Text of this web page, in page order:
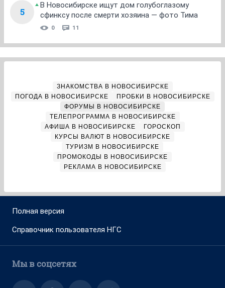
5
В Новосибирске ищут дом голубоглазому
сфинксу после смерти хозяина — фото Тима
0 11
ЗНАКОМСТВА В НОВОСИБИРСКЕ
ПОГОДА В НОВОСИБИРСКЕ
ПРОБКИ В НОВОСИБИРСКЕ
ФОРУМЫ В НОВОСИБИРСКЕ
ТЕЛЕПРОГРАММА В НОВОСИБИРСКЕ
АФИША В НОВОСИБИРСКЕ
ГОРОСКОП
КУРСЫ ВАЛЮТ В НОВОСИБИРСКЕ
ТУРИЗМ В НОВОСИБИРСКЕ
ПРОМОКОДЫ В НОВОСИБИРСКЕ
РЕКЛАМА В НОВОСИБИРСКЕ
Полная версия
Справочник пользователя НГС
Мы в соцсетях